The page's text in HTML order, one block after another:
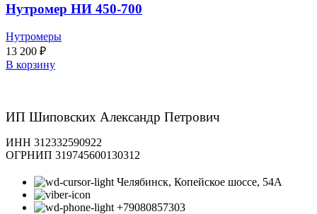
Нутромер НИ 450-700
Нутромеры
13 200 ₽
В корзину
ИП Шиповских Александр Петрович
ИНН 312332590922
ОГРНИП 319745600130312
Челябинск, Копейское шоссе, 54А
+79080857303